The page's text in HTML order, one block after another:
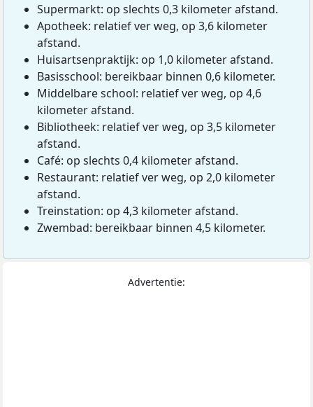
Supermarkt: op slechts 0,3 kilometer afstand.
Apotheek: relatief ver weg, op 3,6 kilometer
afstand.
Huisartsenpraktijk: op 1,0 kilometer afstand.
Basisschool: bereikbaar binnen 0,6 kilometer.
Middelbare school: relatief ver weg, op 4,6
kilometer afstand.
Bibliotheek: relatief ver weg, op 3,5 kilometer
afstand.
Café: op slechts 0,4 kilometer afstand.
Restaurant: relatief ver weg, op 2,0 kilometer
afstand.
Treinstation: op 4,3 kilometer afstand.
Zwembad: bereikbaar binnen 4,5 kilometer.
Advertentie: